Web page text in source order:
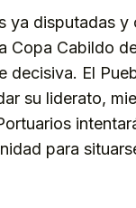
ya disputadas y
Copa Cabildo
decisiva. El
su liderato,
para